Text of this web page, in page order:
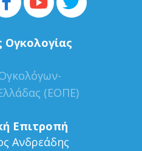
Ογκολογίας
(ΕΟΠΕ)
Επιτροπή
Ανδρεάδης